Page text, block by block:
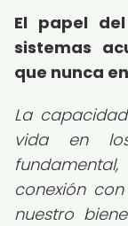
El papel
sistemas
que nunca
La
vida en
conexión
nuestro